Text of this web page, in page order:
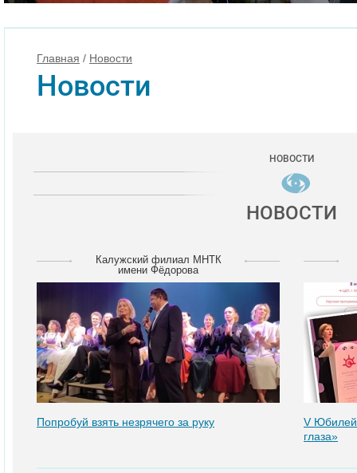
Главная / Новости
Новости
НОВОСТИ
НОВОСТИ
Калужский филиал МНТК
имени Фёдорова
Попробуй взять незрячего за руку
V
глаза»